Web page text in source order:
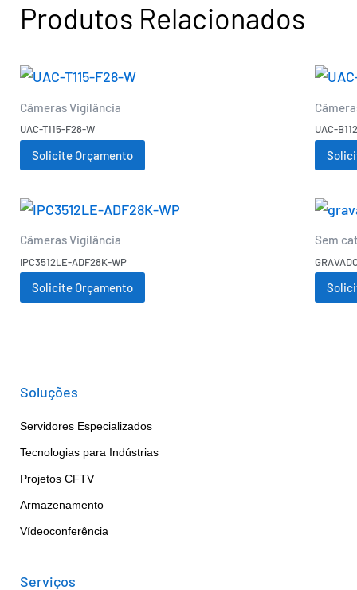
Produtos Relacionados
Câmeras Vigilância
UAC-T115-F28-W
Solicite Orçamento
UAC-
Câmeras Vigilância
IPC3512LE-ADF28K-WP
Solicite Orçamento
Sem
Soluções
Servidores Especializados
Tecnologias para Indústrias
Projetos CFTV
Armazenamento
Vídeoconferência
Serviços